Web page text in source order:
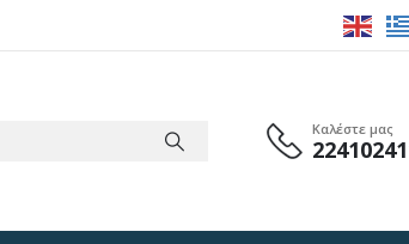
Καλέστε μας